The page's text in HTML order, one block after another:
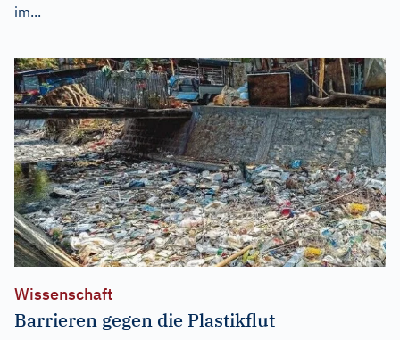
im...
Wissenschaft
Barrieren gegen die Plastikflut